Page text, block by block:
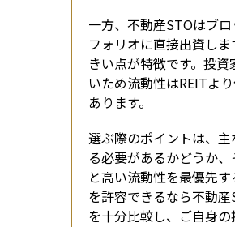
一方、不動産STOはブ
フォリオに直接出資し
きい点が特徴です。投
いため流動性はREITよ
あります。
選ぶ際のポイントは、
る必要があるかどうか
と高い流動性を最優先
を許容できるなら不動
を十分比較し、ご自身